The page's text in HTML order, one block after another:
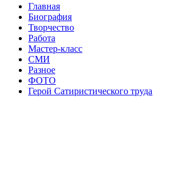
Главная
Биография
Творчество
Работа
Мастер-класс
СМИ
Разное
ФОТО
Герой Сатиристического труда